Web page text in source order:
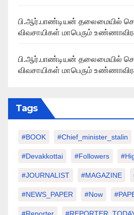
பி.ஆர்.பாண்டியன் தலைமையில்
விவசாயிகள் மாபெரும்
பி.ஆர்.பாண்டியன் தலைமையில்
விவசாயிகள் மாபெரும்
Tags
#BOOK #chief_minister_stalin
#devakkottai #followers
#JOURNALIST #MAGAZINE
#NEWS_PAPER #Now